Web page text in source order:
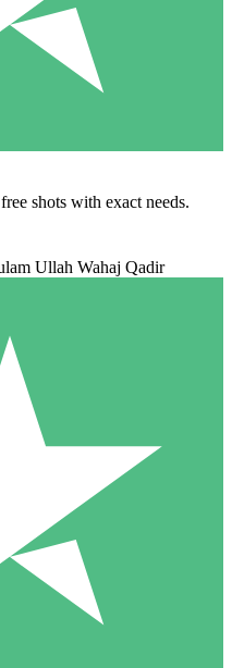
shots with exact needs.
Ullah Wahaj Qadir